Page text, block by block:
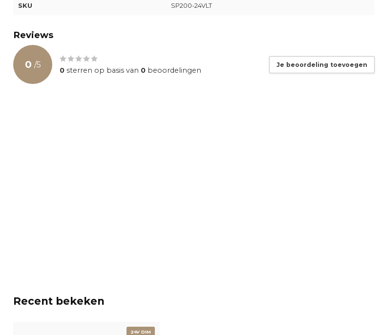
SKU SP200-24VLT
Reviews
0 /5
0 sterren op basis van 0 beoordelingen
Je beoordeling toevoegen
Recent bekeken
24V DIM